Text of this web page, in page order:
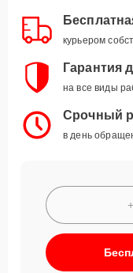
курьером
Гарантия
на все виды
Срочный
в день